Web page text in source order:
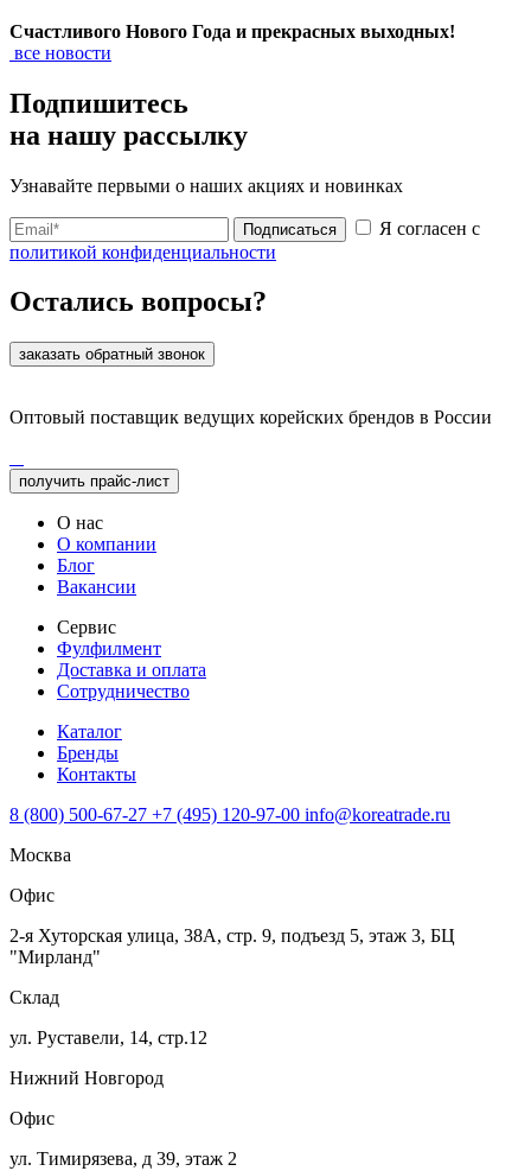
Счастливого Нового Года и прекрасных выходных!
все новости
Подпишитесь
на нашу рассылку
Узнавайте первыми о наших акциях и новинках
Подписаться
Я согласен с
политикой конфиденциальности
Остались вопросы?
заказать обратный звонок
Оптовый поставщик ведущих корейских брендов в России
получить прайс-лист
О нас
О компании
Блог
Вакансии
Сервис
Фулфилмент
Доставка и оплата
Сотрудничество
Каталог
Бренды
Контакты
8 (800) 500-67-27 +7 (495) 120-97-00 info@koreatrade.ru
Москва
Офис
2-я Хуторская улица, 38А, стр. 9, подъезд 5, этаж 3, БЦ
"Мирланд"
Склад
ул. Руставели, 14, стр.12
Нижний Новгород
Офис
ул. Тимирязева, д 39, этаж 2